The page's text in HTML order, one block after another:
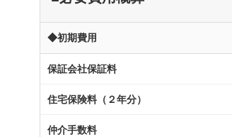
◆初期費用
保証会社保証料
住宅保険料（２年分）
仲介手数料